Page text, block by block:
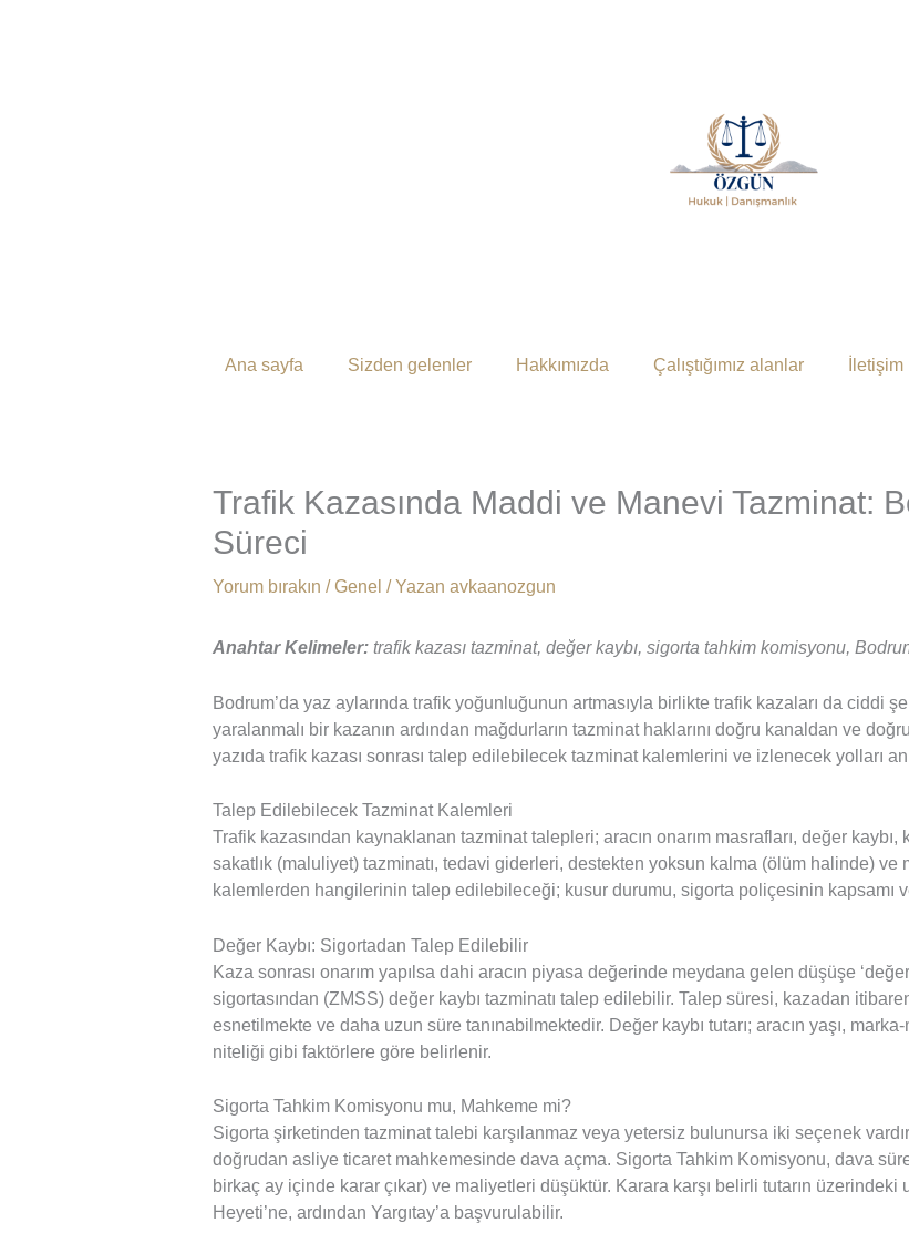
Ana sayfa Sizden gelenler Hakkımızda Çalıştığımız alanlar İletişim
Trafik Kazasında Maddi ve Manevi Tazminat:
Süreci
Yorum bırakın / Genel / Yazan avkaanozgun
Anahtar Kelimeler: trafik kazası tazminat, değer kaybı, sigorta tahkim komisyonu,
Bodrum’da yaz aylarında trafik yoğunluğunun artmasıyla birlikte trafik kazaları da ciddi
yaralanmalı bir kazanın ardından mağdurların tazminat haklarını doğru kanaldan ve
yazıda trafik kazası sonrası talep edilebilecek tazminat kalemlerini ve izlenecek yolları
Talep Edilebilecek Tazminat Kalemleri
Trafik kazasından kaynaklanan tazminat talepleri; aracın onarım masrafları, değer kaybı,
sakatlık (maluliyet) tazminatı, tedavi giderleri, destekten yoksun kalma (ölüm halinde)
kalemlerden hangilerinin talep edilebileceği; kusur durumu, sigorta poliçesinin kapsamı
Değer Kaybı: Sigortadan Talep Edilebilir
Kaza sonrası onarım yapılsa dahi aracın piyasa değerinde meydana gelen düşüşe
sigortasından (ZMSS) değer kaybı tazminatı talep edilebilir. Talep süresi, kazadan
esnetilmekte ve daha uzun süre tanınabilmektedir. Değer kaybı tutarı; aracın yaşı,
niteliği gibi faktörlere göre belirlenir.
Sigorta Tahkim Komisyonu mu, Mahkeme mi?
Sigorta şirketinden tazminat talebi karşılanmaz veya yetersiz bulunursa iki seçenek
doğrudan asliye ticaret mahkemesinde dava açma. Sigorta Tahkim Komisyonu, dava
birkaç ay içinde karar çıkar) ve maliyetleri düşüktür. Karara karşı belirli tutarın
Heyeti’ne, ardından Yargıtay’a başvurulabilir.